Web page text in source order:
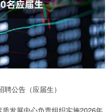
公告（应届生）
发展中心负责组织实施2026年